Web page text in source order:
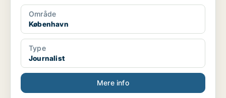
Område
København
Type
Journalist
Mere info